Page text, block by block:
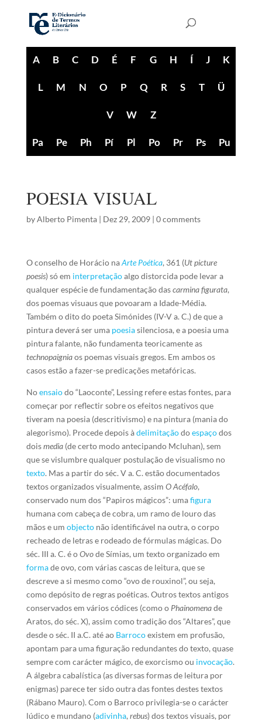
A B C D É F G H Í J K
L M N O P Q R S T Ü
V W Z
Pa Pe Ph Pí Pl Po Pr Ps Pu
POESIA VISUAL
byAlberto Pimenta| Dez 29, 2009| 0 comments
O conselho de Horácio naArte Poética, 361 (Ut picture
poesis) só em interpretaçãoalgo distorcida pode levar a
qualquer espécie de fundamentação dascarmina figurata,
dos poemas visuaus que povoaram a Idade-Média.
Também o dito do poeta Simónides (IV-V a. C.) de que a
pintura deverá ser uma poesiasilenciosa, e a poesia uma
pintura falante, não fundamenta teoricamente as
technopaigniaos poemas visuais gregos. Em ambos os
casos estão a fazer-se predicações metafóricas.
Noensaiodo “Laoconte”, Lessing refere estas fontes, para
começar por reflectir sobre os efeitos negativos que
tiveram na poesia (descritivismo) e na pintura (mania do
alegorismo). Procede depois àdelimitaçãodoespaçodos
doismedia(de certo modo antecipando Mcluhan), sem
que se vislumbre qualquer postulação de visualismo no
texto. Mas a partir do séc. V a. C. estão documentados
textos organizados visualmente, assim O Acéfalo,
conservado num dos “Papiros mágicos”: umafigura
humana com cabeça de cobra, um ramo de louro das
mãos e um objectonão identificável na outra, o corpo
recheado de letras e rodeado de fórmulas mágicas. Do
séc. III a. C. é oOvode Símias, um texto organizado em
formade ovo, com várias cascas de leitura, que se
descreve a si mesmo como “ovo de rouxinol”, ou seja,
como depósito de regras poéticas. Outros textos antigos
conservados em vários códices (como o Phainomenade
Aratos, do séc. X), assim como tradição dos “Altares”, que
desde o séc. II a.C. até ao Barrocoexistem em profusão,
apontam para uma figuração redundantes do texto, quase
sempre com carácter mágico, de exorcismo ou invocação.
A álgebra cabalística (as diversas formas de leitura por
enigmas) parece ter sido outra das fontes destes textos
(Rábano Mauro). Com o Barroco privilegia-se o carácter
lúdico e mundano (adivinha, rebus) dos textos visuais, por